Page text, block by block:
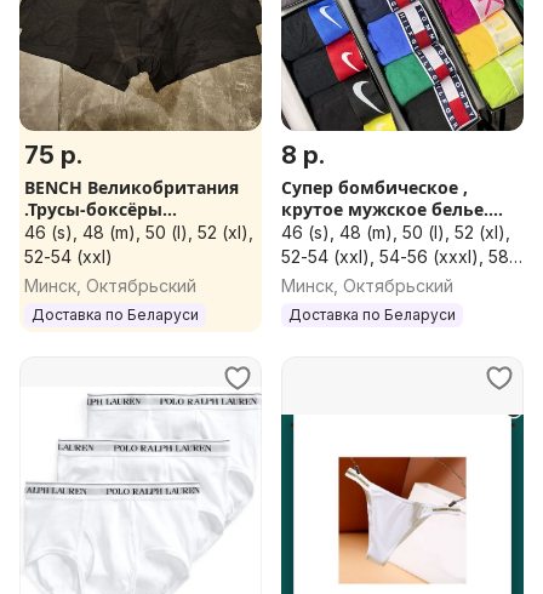
75 р.
BENCH Великобритания
.Трусы-боксёры
комплекты
46 (s), 48 (m), 50 (l), 52 (xl),
52-54 (xxl)
Минск, Октябрьский
Доставка по Беларуси
8 р.
Супер бомбическое ,
крутое мужское белье.
Производство Турция.
Качество ТОП.
46 (s), 48 (m), 50 (l), 52 (xl),
52-54 (xxl), 54-56 (xxxl), 58,
60, 62
Минск, Октябрьский
Доставка по Беларуси